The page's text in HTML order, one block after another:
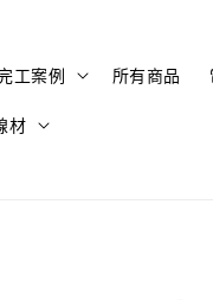
工案例 所有商品
材